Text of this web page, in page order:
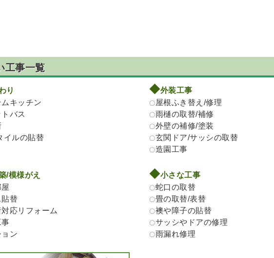
工事一覧
り
ムキッチン
バス
イルの貼替
/模様がえ
貼替
応リフォーム
事
ン
◆外装工事
〇 屋根ふき替え/修理
〇雨樋の取替/補修
〇外壁の補修/塗装
〇玄関ドア/サッシの取替
〇造園工事
◆小さな工事
〇蛇口の取替
〇畳の取替/表替
〇襖や障子の貼替
〇サッシやドアの修理
〇雨漏れ修理